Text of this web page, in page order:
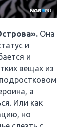
Она
и
и
вещах из
а
Или как
но